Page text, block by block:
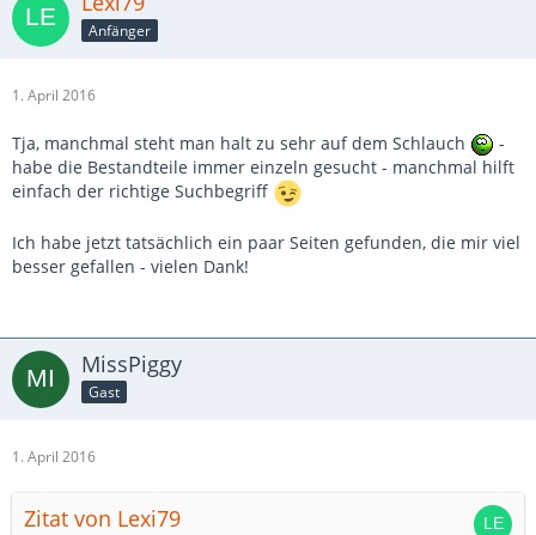
Anfänger
1. April 2016
Tja, manchmal steht man halt zu sehr auf dem Schlauch
-
habe die Bestandteile immer einzeln gesucht - manchmal hilft
einfach der richtige Suchbegriff
Ich habe jetzt tatsächlich ein paar Seiten gefunden, die mir viel
besser gefallen - vielen Dank!
MissPiggy
Gast
1. April 2016
Zitat von Lexi79